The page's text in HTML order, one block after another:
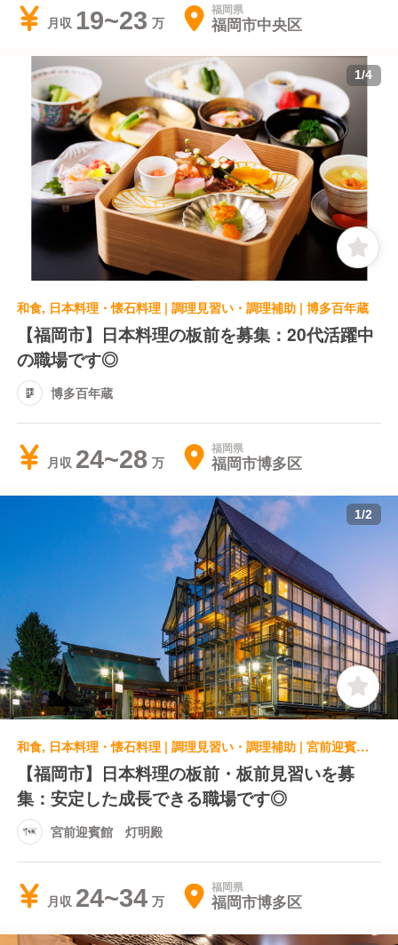
月収 19~23 福岡県
福岡市中央区
1/4
和食, 日本料理・懐石料理 | 調理見習い・調理補助 | 博多百年蔵
【福岡市】日本料理の板前を募集：20代活躍中
の職場です◎
博多百年蔵
月収 24~28 福岡県
福岡市博多区
1/2
和食, 日本料理・懐石料理 | 調理見習い・調理補助 | 宮前迎賓館 灯明殿
【福岡市】日本料理の板前・板前見習いを募
集：安定した成長できる職場です◎
宮前迎賓館 灯明殿
月収 24~34 福岡県
福岡市博多区